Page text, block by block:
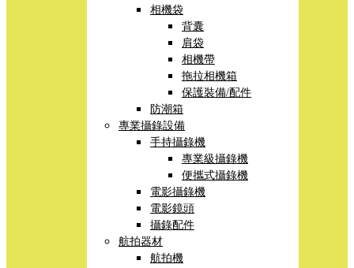
相機袋
背囊
肩袋
相機帶
拖拉相機箱
保護裝備/配件
防潮箱
專業攝錄設備
手持攝錄機
專業級攝錄機
便攜式攝錄機
電影攝錄機
電影鏡頭
攝錄配件
航拍器材
航拍機